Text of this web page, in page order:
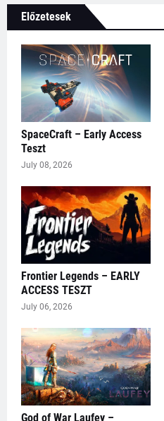
Előzetesek
SpaceCraft – Early Access
Teszt
July 08, 2026
Frontier Legends – EARLY
ACCESS TESZT
July 06, 2026
God of War Laufey –